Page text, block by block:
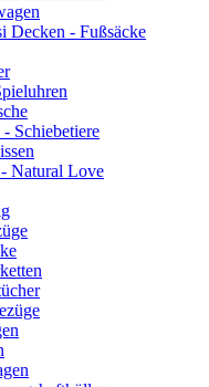
Decken - Fußsäcke
Schiebetiere
Natural Love